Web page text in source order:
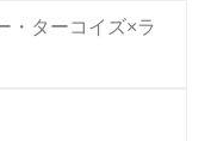
・ターコイズ×ラ